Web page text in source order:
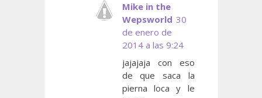
Mike in the
Wepsworld 30
de enero de
2014 a las 9:24
jajajaja con eso
de que saca la
pierna loca y le